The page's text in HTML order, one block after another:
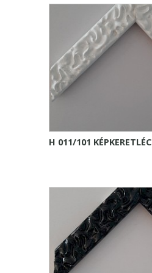
H 011/101 KÉPKERETLÉC